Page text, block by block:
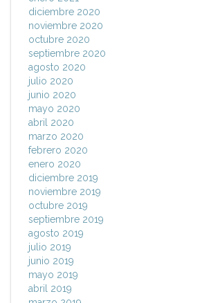
diciembre 2020
noviembre 2020
octubre 2020
septiembre 2020
agosto 2020
julio 2020
junio 2020
mayo 2020
abril 2020
marzo 2020
febrero 2020
enero 2020
diciembre 2019
noviembre 2019
octubre 2019
septiembre 2019
agosto 2019
julio 2019
junio 2019
mayo 2019
abril 2019